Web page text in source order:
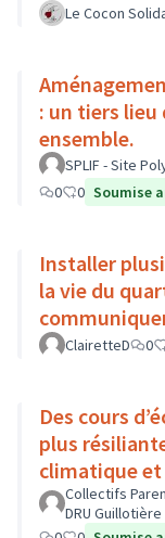
Le Cocon
: un tiers
ensemble.
SPLIF - Site
0
0 Soumise
Installer
la vie du
ClairetteD 0
Des cours
plus
climatique et
enfants -
Collectifs
DRU Guillotière